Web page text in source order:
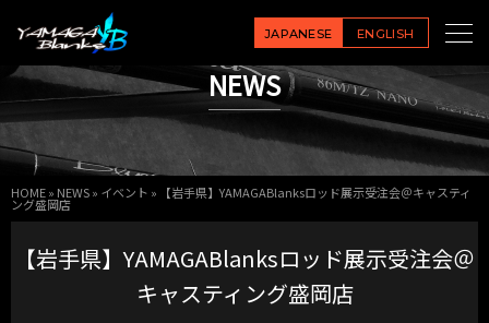
JAPANESE ENGLISH
NEWS
HOME» NEWS» イベント » 【岩手県】YAMAGABlanksロッド展示受注会＠キャスティ
ング盛岡店
【岩手県】YAMAGABlanksロッド展示受注会＠
キャスティング盛岡店